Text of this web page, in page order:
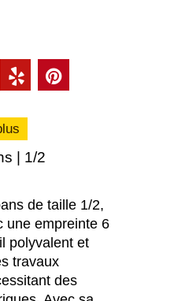
| 1/2
de taille 1/2,
une empreinte 6
polyvalent et
travaux
des